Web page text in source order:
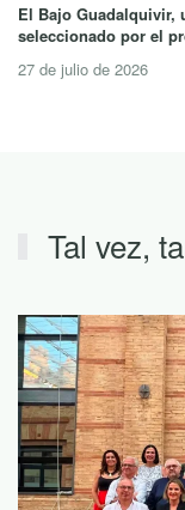
El Bajo Guadalquivir,
seleccionado por el
27 de julio de 2026
Tal vez,